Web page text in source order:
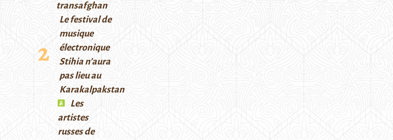
transafghan
Le festival de
musique
électronique
Stihia n’aura
pas lieu au
Karakalpakstan
Les
artistes
russes de